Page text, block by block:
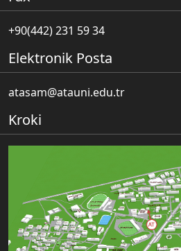
+90(442) 231 59 34
Elektronik Posta
atasam@atauni.edu.tr
Kroki